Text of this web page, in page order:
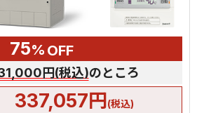
75% OFF
円(税込)のところ
337,057円(税込)